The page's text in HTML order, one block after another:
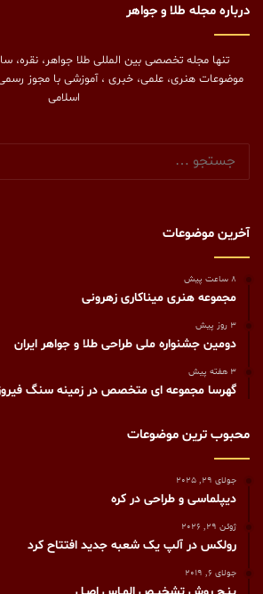
درباره مجله طلا و جواهر
تنها مجله تخصصی بین المللی طلا جواهر، نقره،
موضوعات هنری، علمی، خبری ، آموزشی با مجوز
اسلامی
آخرین موضوعات
8 ساعت پیش
مجموعه هنری میناکاری زهرونی
3 روز پیش
دومین جشنواره ملی طراحی طلا و جواهر ایران
3 هفته پیش
گهرسا مجموعه ای متخصص در زمینه سنگ
محبوب ترین موضوعات
جولای 29, 2025
دیپلماسی و طراحی در کره
ژوئن 29, 2026
رولکس در آلپ یک شعبه جدید افتتاح کرد
جولای 6, 2019